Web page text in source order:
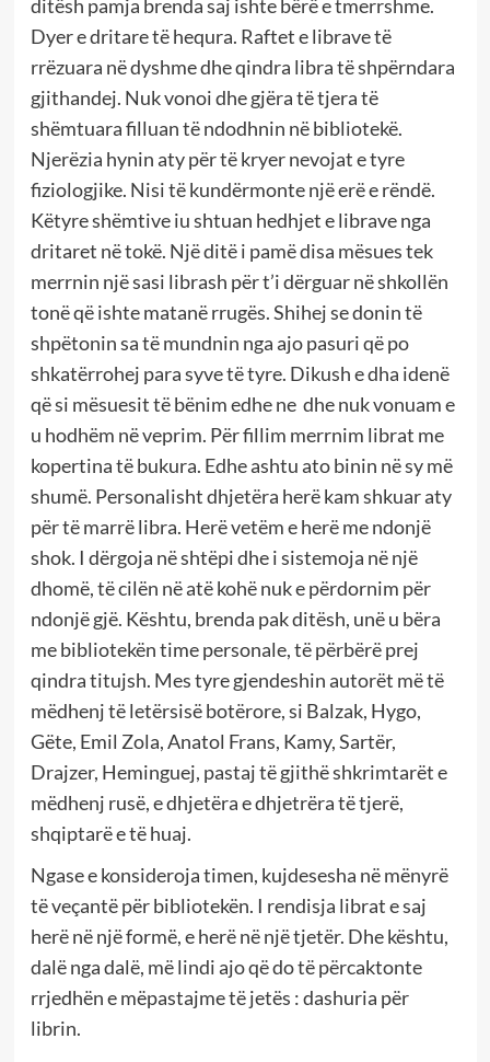
ditësh pamja brenda saj ishte bërë e tmerrshme.
Dyer e dritare të hequra. Raftet e librave të
rrëzuara në dyshme dhe qindra libra të shpërndara
gjithandej. Nuk vonoi dhe gjëra të tjera të
shëmtuara filluan të ndodhnin në bibliotekë.
Njerëzia hynin aty për të kryer nevojat e tyre
fiziologjike. Nisi të kundërmonte një erë e rëndë.
Këtyre shëmtive iu shtuan hedhjet e librave nga
dritaret në tokë. Një ditë i pamë disa mësues tek
merrnin një sasi librash për t’i dërguar në shkollën
tonë që ishte matanë rrugës. Shihej se donin të
shpëtonin sa të mundnin nga ajo pasuri që po
shkatërrohej para syve të tyre. Dikush e dha idenë
që si mësuesit të bënim edhe ne dhe nuk vonuam e
u hodhëm në veprim. Për fillim merrnim librat me
kopertina të bukura. Edhe ashtu ato binin në sy më
shumë. Personalisht dhjetëra herë kam shkuar aty
për të marrë libra. Herë vetëm e herë me ndonjë
shok. I dërgoja në shtëpi dhe i sistemoja në një
dhomë, të cilën në atë kohë nuk e përdornim për
ndonjë gjë. Kështu, brenda pak ditësh, unë u bëra
me bibliotekën time personale, të përbërë prej
qindra titujsh. Mes tyre gjendeshin autorët më të
mëdhenj të letërsisë botërore, si Balzak, Hygo,
Gëte, Emil Zola, Anatol Frans, Kamy, Sartër,
Drajzer, Heminguej, pastaj të gjithë shkrimtarët e
mëdhenj rusë, e dhjetëra e dhjetrëra të tjerë,
shqiptarë e të huaj.
Ngase e konsideroja timen, kujdesesha në mënyrë
të veçantë për bibliotekën. I rendisja librat e saj
herë në një formë, e herë në një tjetër. Dhe kështu,
dalë nga dalë, më lindi ajo që do të përcaktonte
rrjedhën e mëpastajme të jetës : dashuria për
librin.